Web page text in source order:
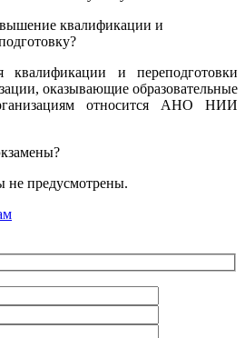
квалификации и
и переподготовки
оказывающие образовательные
относится АНО НИИ
не предусмотрены.